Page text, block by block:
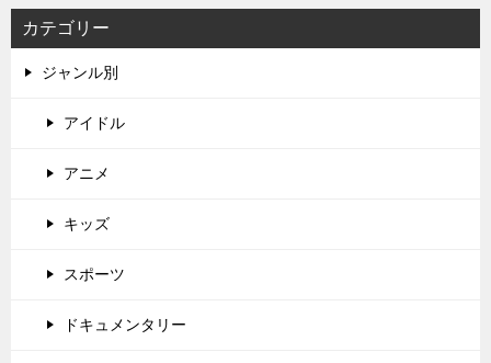
カテゴリー
ジャンル別
アイドル
アニメ
キッズ
スポーツ
ドキュメンタリー